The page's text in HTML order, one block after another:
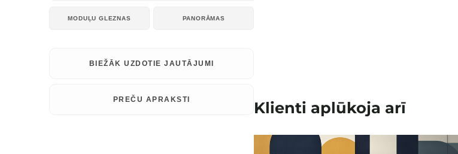
MODUĻU GLEZNAS PANORĀMAS
BIEŽĀK UZDOTIE JAUTĀJUMI
PREČU APRAKSTI Klienti aplūkoja arī